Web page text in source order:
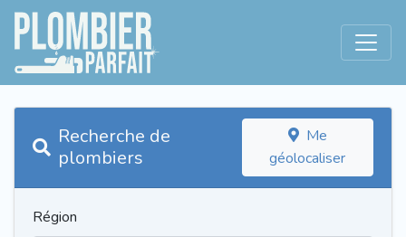
Recherche de
plombiers
Me
géolocaliser
Région